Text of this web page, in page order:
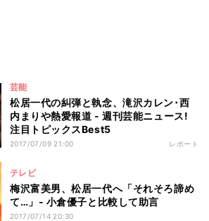
芸能
松居一代の糾弾と執念、滝沢カレン･西
内まりや熱愛報道 - 週刊芸能ニュース!
注目トピックスBest5
2017/07/09 21:00 レポート
テレビ
梅沢富美男、松居一代へ「それそろ諦め
て…」- 小倉優子と比較して助言
2017/07/14 20:30